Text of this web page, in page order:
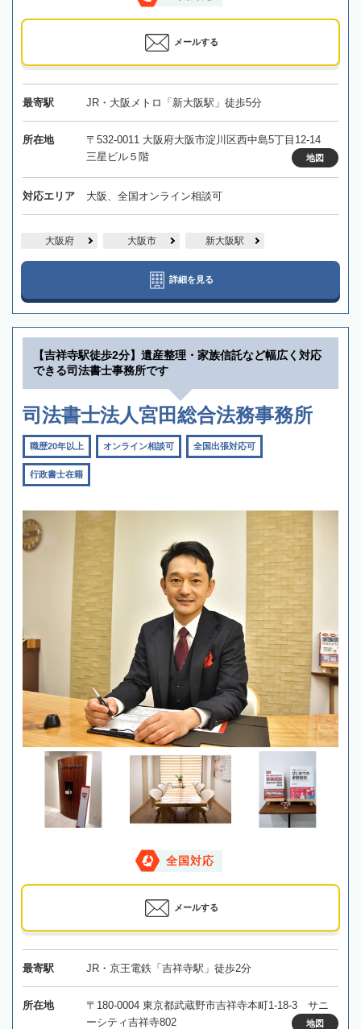
メールする
最寄駅 JR・大阪メトロ「新大阪駅」徒歩5分
所在地
〒532-0011 大阪府大阪市淀川区西中島5丁目12-14
三星ビル５階
地図
対応エリア 大阪、全国オンライン相談可
大阪府 大阪市 新大阪駅
詳細を見る
【吉祥寺駅徒歩2分】遺産整理・家族信託など幅広く対応
できる司法書士事務所です
司法書士法人宮田総合法務事務所
職歴20年以上 オンライン相談可 全国出張対応可
行政書士在籍
全国対応
メールする
最寄駅 JR・京王電鉄「吉祥寺駅」徒歩2分
所在地
〒180-0004 東京都武蔵野市吉祥寺本町1-18-3 サニ
ーシティ吉祥寺802
地図